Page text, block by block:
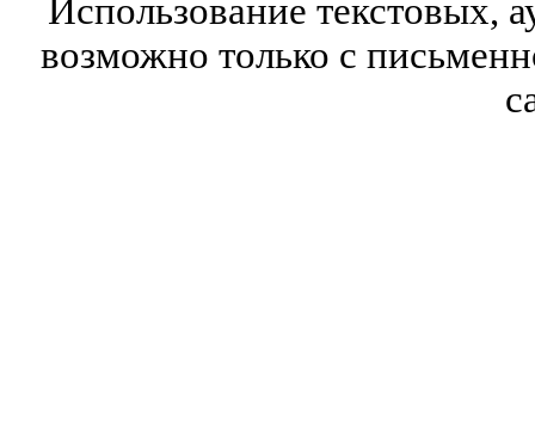
Использование текстовых,
возможно только с